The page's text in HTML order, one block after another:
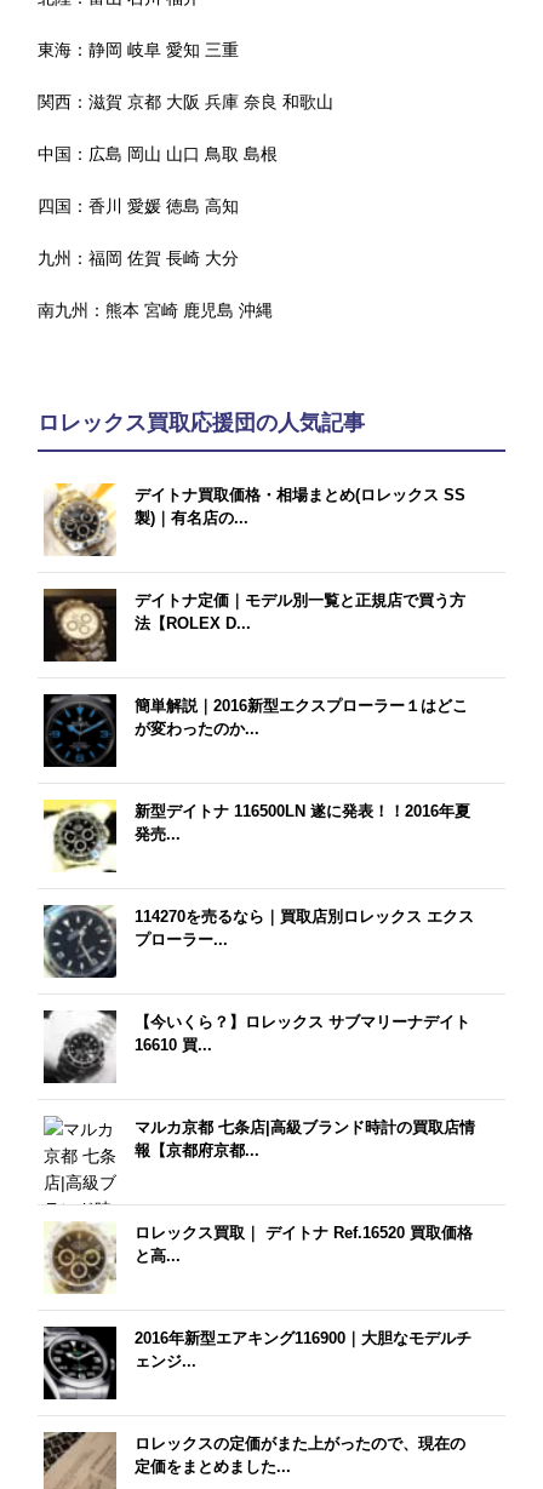
東海：静岡 岐阜 愛知 三重
関西：滋賀 京都 大阪 兵庫 奈良 和歌山
中国： 広島 岡山 山口 鳥取 島根
四国：香川 愛媛 徳島 高知
九州：福岡 佐賀 長崎 大分
南九州：熊本 宮崎 鹿児島 沖縄
ロレックス買取応援団の人気記事
デイトナ買取価格・相場まとめ(ロレックス SS
製)｜有名店の...
デイトナ定価｜モデル別一覧と正規店で買う方
法【ROLEX D...
簡単解説｜2016新型エクスプローラー１はどこ
が変わったのか...
新型デイトナ 116500LN 遂に発表！！2016年夏
発売...
114270を売るなら｜買取店別ロレックス エクス
プローラー...
【今いくら？】ロレックス サブマリーナデイト
16610 買...
マルカ京都 七条店|高級ブランド時計の買取店情
報【京都府京都...
ロレックス買取｜ デイトナ Ref.16520 買取価格
と高...
2016年新型エアキング116900｜大胆なモデルチ
ェンジ...
ロレックスの定価がまた上がったので、現在の
定価をまとめました...